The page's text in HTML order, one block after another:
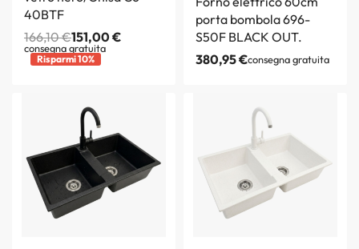
40BTF
166,10€151,00€
consegna gratuita
Risparmi 10%
porta bombola 696-
S50F BLACK OUT.
380,95€consegna gratuita